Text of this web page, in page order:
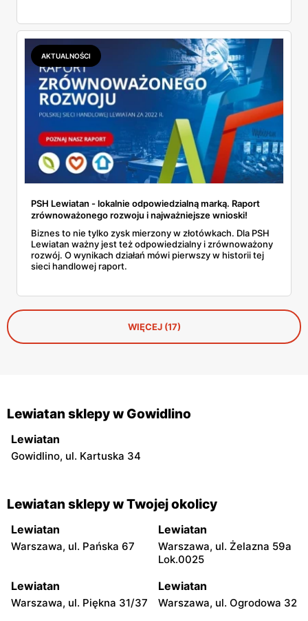
AKTUALNOŚCI
PSH Lewiatan - lokalnie odpowiedzialną marką. Raport
zrównoważonego rozwoju i najważniejsze wnioski!
Biznes to nie tylko zysk mierzony w złotówkach. Dla PSH
Lewiatan ważny jest też odpowiedzialny i zrównoważony
rozwój. O wynikach działań mówi pierwszy w historii tej
sieci handlowej raport.
WIĘCEJ (17)
Lewiatan sklepy w Gowidlino
Lewiatan
Gowidlino, ul. Kartuska 34
Lewiatan sklepy w Twojej okolicy
Lewiatan
Warszawa, ul. Pańska 67
Lewiatan
Warszawa, ul. Żelazna 59a
Lok.0025
Lewiatan
Warszawa, ul. Piękna 31/37
Lewiatan
Warszawa, ul. Ogrodowa 32